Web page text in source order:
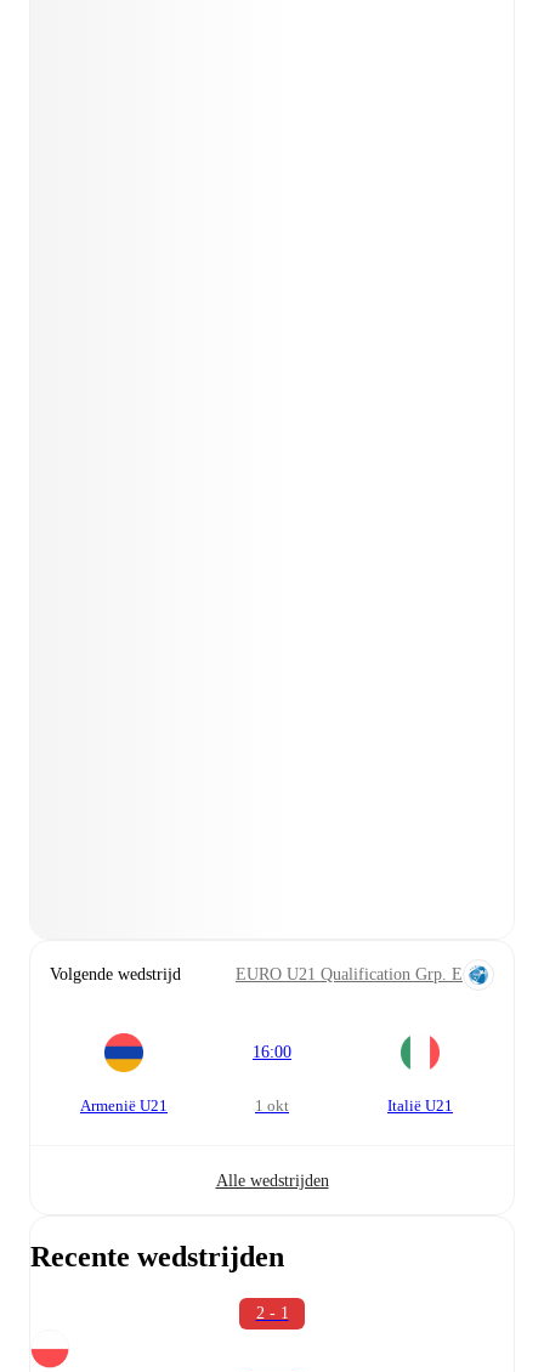
Volgende wedstrijd EURO U21 Qualification Grp. E
Armenië U21
16:00
1 okt Italië U21
Alle wedstrijden
Recente wedstrijden
2 - 1